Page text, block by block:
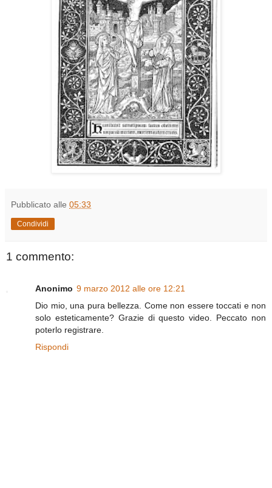
Pubblicato alle 05:33
Condividi
1 commento:
Anonimo 9 marzo 2012 alle ore 12:21
Dio mio, una pura bellezza. Come non essere toccati e non
solo esteticamente? Grazie di questo video. Peccato non
poterlo registrare.
Rispondi